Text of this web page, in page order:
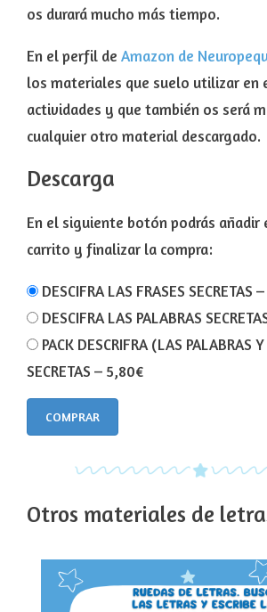
os durará mucho más tiempo.
En el perfil de Amazon de
los materiales que suelo utilizar en
actividades y que también os será
cualquier otro material descargado.
Descarga
En el siguiente botón podrás
carrito y finalizar la compra:
DESCIFRA LAS FRASES SECRETAS –
DESCIFRA LAS PALABRAS
PACK DESCRIFRA (LAS PALABRAS
SECRETAS – 5,80€
COMPRAR
Otros materiales de